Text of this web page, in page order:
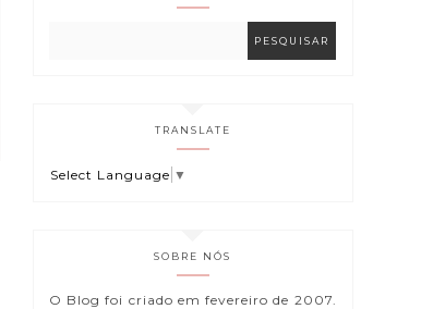
TRANSLATE
Select Language ▼
SOBRE NÓS
O Blog foi criado em fevereiro de 2007.